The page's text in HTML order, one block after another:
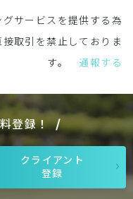
サービスを提供する為
取引を禁止しておりま
す。通報する
登録！
クライアント
登録